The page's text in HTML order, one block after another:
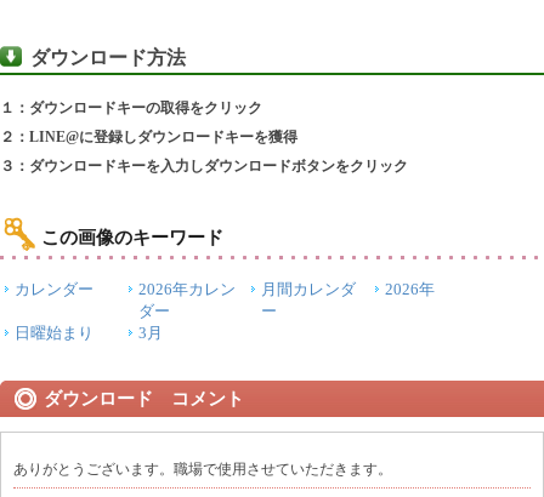
ダウンロード方法
１：ダウンロードキーの取得をクリック
２：LINE@に登録しダウンロードキーを獲得
３：ダウンロードキーを入力しダウンロードボタンをクリック
この画像のキーワード
カレンダー
2026年カレン
ダー
月間カレンダ
ー
2026年
日曜始まり 3月
ダウンロード コメント
ありがとうございます。職場で使用させていただきます。